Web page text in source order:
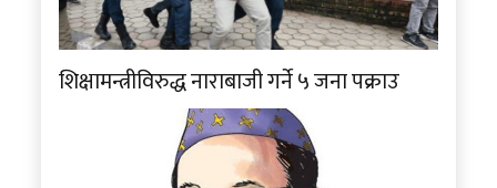
शिक्षामन्त्रीविरुद्ध नाराबाजी गर्ने ५ जना पक्राउ